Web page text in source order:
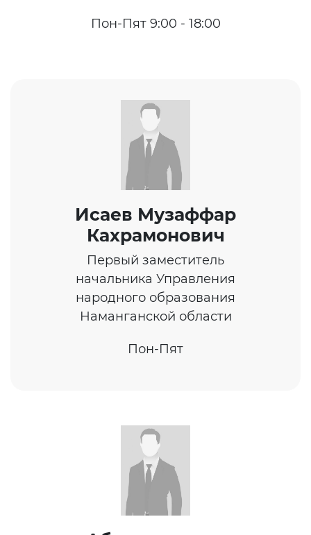
Электронный аттестат
Повышение
квалификации
Информационная служба
СМИ о Нас
Доклады
Галерея
Видеогалерея
Пресс-служба
Помощь
Аккредитация
Инфографика
Пон-Пят 9:00 - 18:00
Исаев Музаффар
Кахрамонович
Первый заместитель
начальника Управления
народного образования
Наманганской области
Пон-Пят